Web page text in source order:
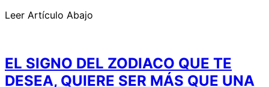
Leer Artículo Abajo
EL SIGNO DEL ZODIACO QUE TE
DESEA, QUIERE SER MÁS QUE UNA